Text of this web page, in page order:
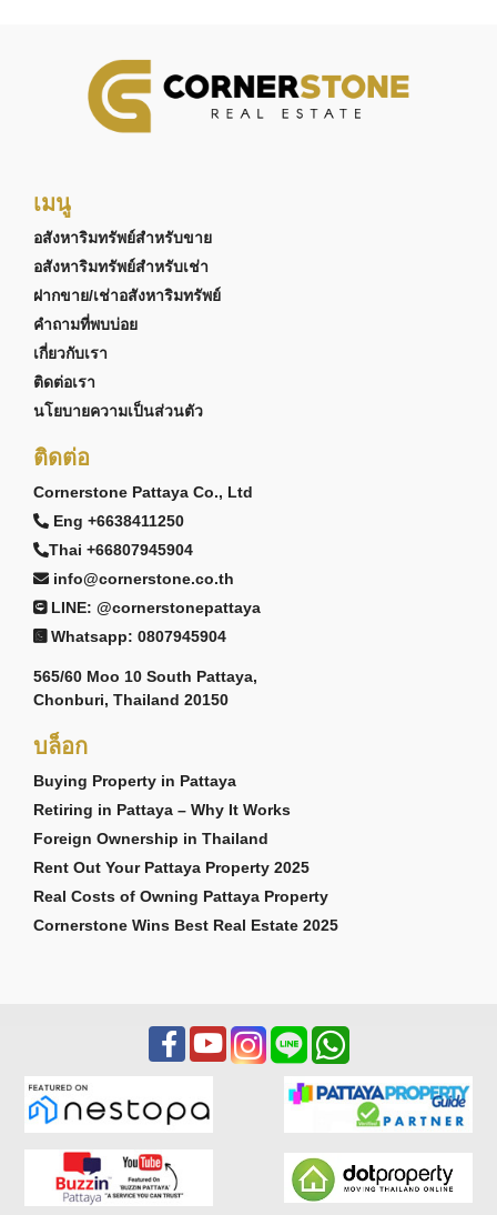
เมนู
อสังหาริมทรัพย์สำหรับขาย
อสังหาริมทรัพย์สำหรับเช่า
ฝากขาย/เช่าอสังหาริมทรัพย์
คำถามที่พบบ่อย
เกี่ยวกับเรา
ติดต่อเรา
นโยบายความเป็นส่วนตัว
ติดต่อ
Cornerstone Pattaya Co., Ltd
Eng +6638411250
Thai +66807945904
info@cornerstone.co.th
LINE: @cornerstonepattaya
Whatsapp: 0807945904
565/60 Moo 10 South Pattaya,
Chonburi, Thailand 20150
บล็อก
Buying Property in Pattaya
Retiring in Pattaya – Why It Works
Foreign Ownership in Thailand
Rent Out Your Pattaya Property 2025
Real Costs of Owning Pattaya Property
Cornerstone Wins Best Real Estate 2025